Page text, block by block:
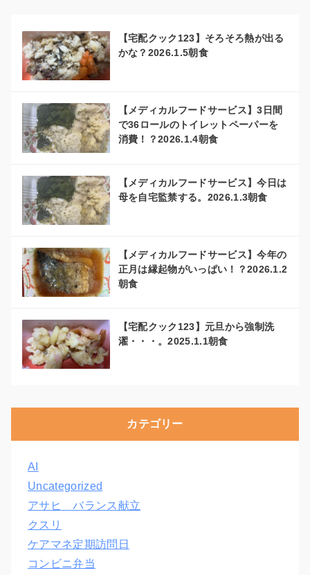
【宅配クック123】そろそろ熱が出る
かな？2026.1.5朝食
【メディカルフードサービス】3日間
で36ロールのトイレットペーパーを
消費！？2026.1.4朝食
【メディカルフードサービス】今日は
母を自宅監禁する。2026.1.3朝食
【メディカルフードサービス】今年の
正月は縁起物がいっぱい！？2026.1.2
朝食
【宅配クック123】元旦から強制洗
濯・・・。2025.1.1朝食
カテゴリー
AI
Uncategorized
アサヒ バランス献立
クスリ
ケアマネ定期訪問日
コンビニ弁当